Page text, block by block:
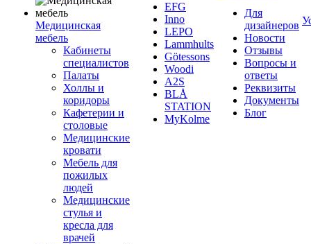
Медицинская
мебель
Кабинеты
специалистов
Палаты
Холлы и
коридоры
Кафетерии и
столовые
Медицинские
кровати
Мебель для
пожилых
людей
Медицинские
стулья и
кресла для
врачей
EFG
Inno
LEPO
Lammhults
Götessons
Woodi
A2S
BLÅ
STATION
MyKolme
Для
дизайнеров
Новости
Отзывы
Вопросы и
ответы
Реквизиты
Документы
Блог